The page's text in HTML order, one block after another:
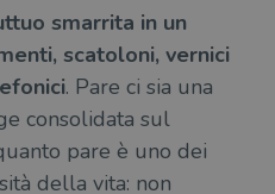
smarrita in un
scatoloni, vernici
. Pare ci sia una
consolidata sul
pare è uno dei
della vita: non